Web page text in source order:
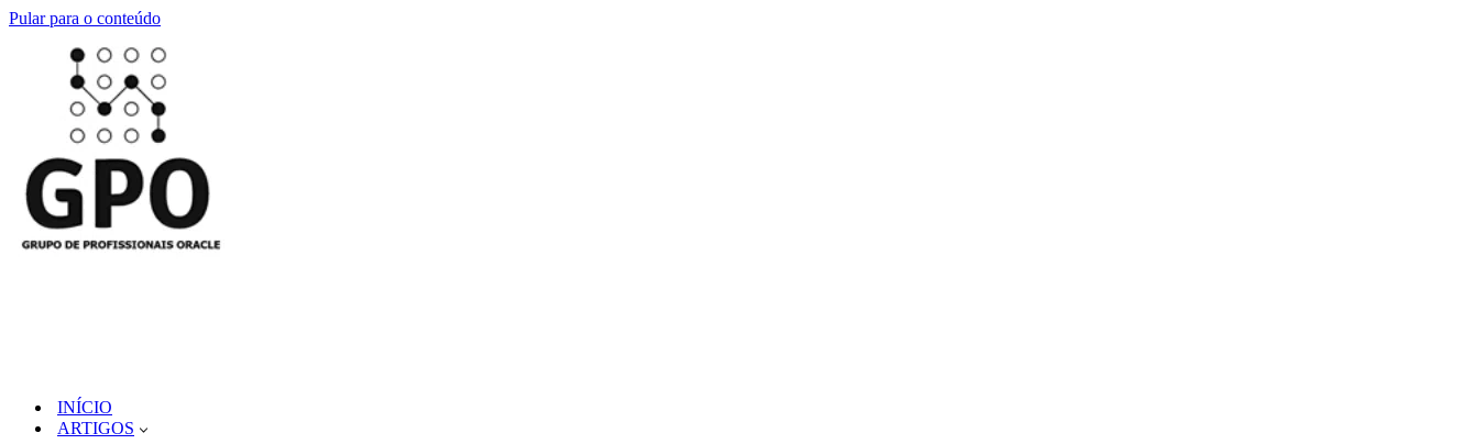
Pular para o conteúdo
INÍCIO
ARTIGOS